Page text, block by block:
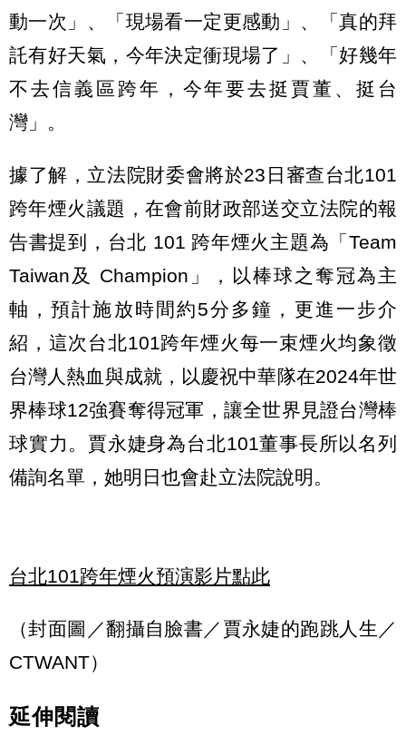
動一次」、「現場看一定更感動」、「真的拜
託有好天氣，今年決定衝現場了」、「好幾年
不去信義區跨年，今年要去挺賈董、挺台
灣」。
據了解，立法院財委會將於23日審查台北101
跨年煙火議題，在會前財政部送交立法院的報
告書提到，台北 101 跨年煙火主題為「Team
Taiwan及 Champion」，以棒球之奪冠為主
軸，預計施放時間約5分多鐘，更進一步介
紹，這次台北101跨年煙火每一束煙火均象徵
台灣人熱血與成就，以慶祝中華隊在2024年世
界棒球12強賽奪得冠軍，讓全世界見證台灣棒
球實力。賈永婕身為台北101董事長所以名列
備詢名單，她明日也會赴立法院說明。
台北101跨年煙火預演影片點此
（封面圖／翻攝自臉書／賈永婕的跑跳人生／
CTWANT）
延伸閱讀